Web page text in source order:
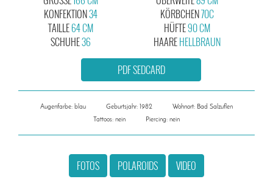
KONFEKTION34
KÖRBCHEN70C
TAILLE64 CM
SCHUHE36
HÜFTE90 CM
HAAREHELLBRAUN
PDF SEDCARD
Augenfarbe: blau Geburtsjahr: 1982
Wohnort: Bad Salzuflen
Tattoos: nein
Piercing: nein
FOTOS POLAROIDS VIDEO